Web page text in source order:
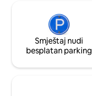
Smještaj nudi
besplatan parking